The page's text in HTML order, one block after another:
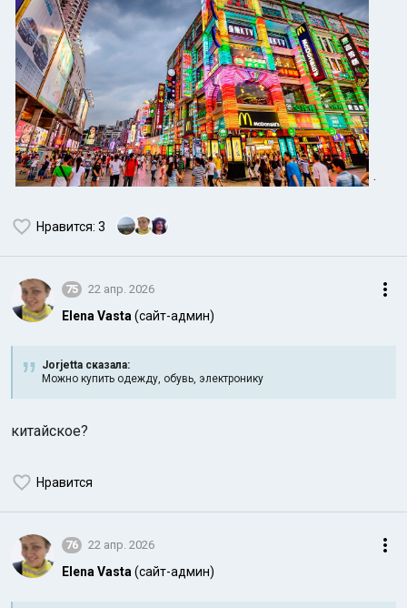
.
Нравится: 3
75 22 апр. 2026
Elena Vasta (сайт-админ)
Jorjetta сказалa:
Можно купить одежду, обувь, электронику
китайское?
Нравится
76 22 апр. 2026
Elena Vasta (сайт-админ)